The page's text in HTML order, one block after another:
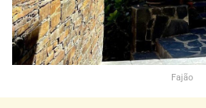
Fajão